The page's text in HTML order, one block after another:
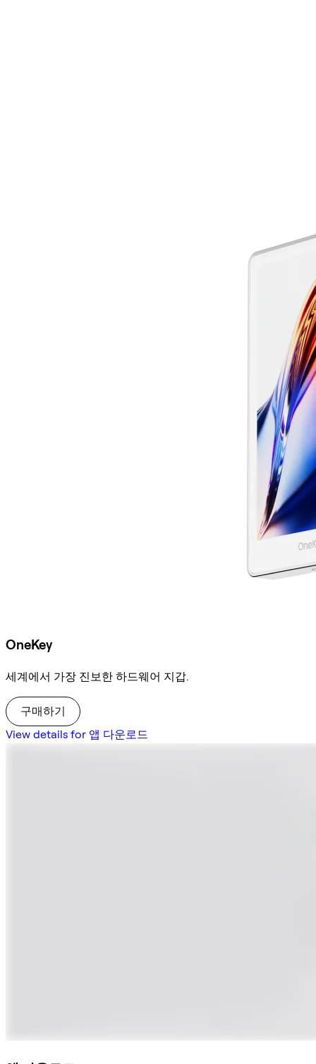
OneKey
세계에서 가장 진보한 하드웨어 지갑.
구매하기
View details for 앱 다운로드